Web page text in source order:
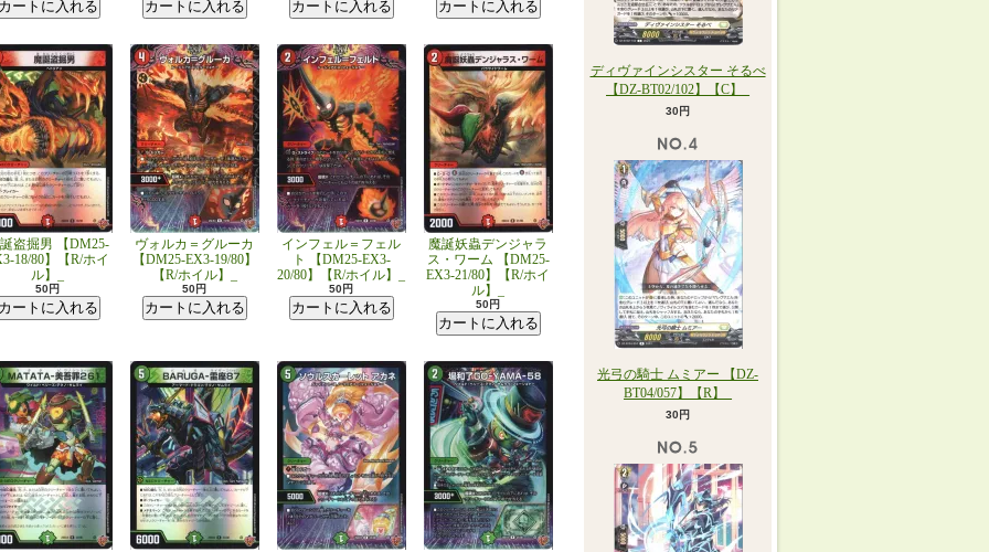
盗掘男 【DM25-
18/80】【R/ホイ
ル】_
50円
ヴォルカ＝グルーカ
【DM25-EX3-19/80】
【R/ホイル】_
50円
インフェル＝フェル
ト 【DM25-EX3-
20/80】【R/ホイル】_
50円
魔誕妖蟲デンジャラ
ス・ワーム 【DM25-
EX3-21/80】【R/ホイ
ル】_
50円
ディヴァインシスター そるべ
【DZ-BT02/102】【C】_
30円
光弓の騎士 ムミアー 【DZ-
BT04/057】【R】_
30円